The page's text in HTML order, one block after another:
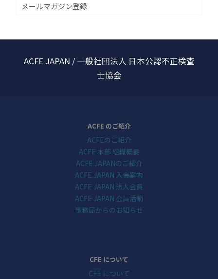
メールマガジン登録
ACFE JAPAN / 一般社団法人 日本公認不正検査
士協会
ACFE のご紹介
ACFEのご紹介
ACFE 本部 組織概要
ACFE JAPANのご紹介
ACFE JAPAN 入会案内
ACFE JAPAN 法人会員
ACFE JAPAN 会員活動
事務局からのお知らせ
CFE について
CFE について